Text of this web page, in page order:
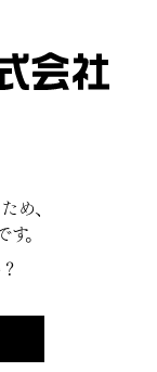
ューア
ンスの
め、
。